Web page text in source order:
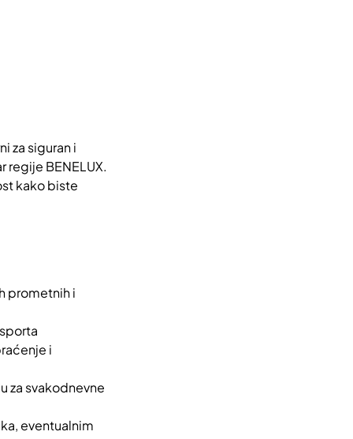
za siguran i
regije BENELUX.
kako biste
prometnih i
i
za svakodnevne
eventualnim